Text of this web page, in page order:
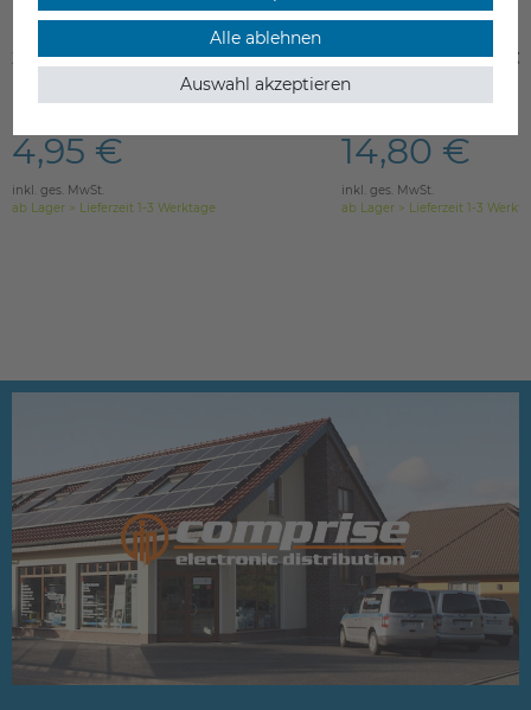
XYZprinting Belt Tensioner
4,95 €
inkl. ges. MwSt.
ab Lager > Lieferzeit 1-3 Werktage
XYZprinting Z_BELT
S2M 892*6.5
14,80 €
inkl. ges. MwSt.
ab Lager > Lieferzeit 1-3
Alle ablehnen
Auswahl akzeptieren